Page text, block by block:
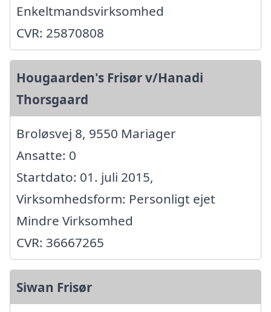
Enkeltmandsvirksomhed
CVR: 25870808
Hougaarden's Frisør v/Hanadi
Thorsgaard
Broløsvej 8, 9550 Mariager
Ansatte: 0
Startdato: 01. juli 2015,
Virksomhedsform: Personligt ejet
Mindre Virksomhed
CVR: 36667265
Siwan Frisør